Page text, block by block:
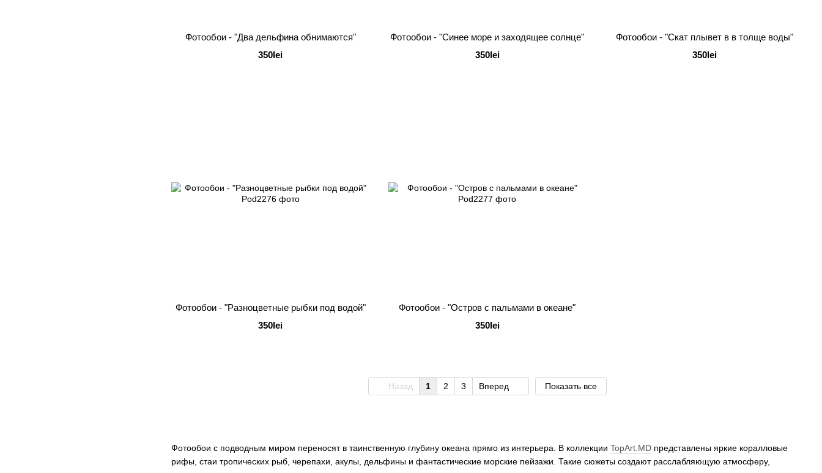
Фотообои с подводным миром переносят в таинственную глубину океана прямо из интерьера. В коллекции TopArt.MD представлены яркие коралловые
рифы, стаи тропических рыб, черепахи, акулы, дельфины и фантастические морские пейзажи. Такие сюжеты создают расслабляющую атмосферу,
Фотообои - "Два дельфина обнимаются"
350lei
Фотообои - "Синее море и заходящее солнце"
350lei
Фотообои - "Скат плывет в в толще воды"
350lei
Фотообои - "Разноцветные рыбки под водой"
350lei
Фотообои - "Остров с пальмами в океане"
350lei
Назад 1 2 3 Вперед Показать все